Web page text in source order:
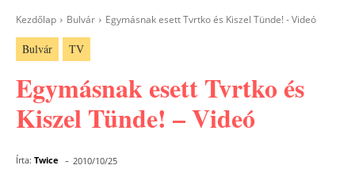
Kezdőlap Bulvár Egymásnak esett Tvrtko és Kiszel Tünde! - Videó
Bulvár TV
Egymásnak esett Tvrtko és
Kiszel Tünde! – Videó
Írta: Twice - 2010/10/25